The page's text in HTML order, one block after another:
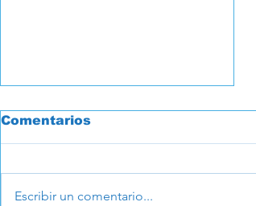
Comentarios
Escribir un comentario...